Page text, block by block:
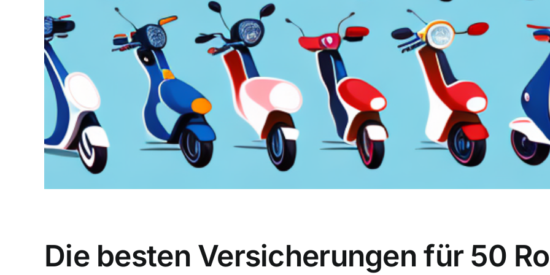
Die besten Versicherungen für 50